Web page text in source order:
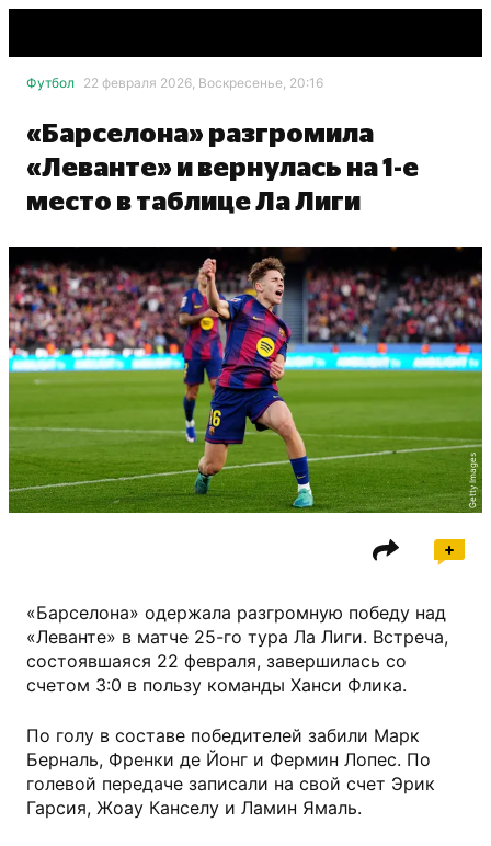
Футбол 22 февраля 2026, Воскресенье, 20:16
«Барселона» разгромила
«Леванте» и вернулась на 1-е
место в таблице Ла Лиги
Getty Images
«Барселона» одержала разгромную победу над
«Леванте» в матче 25-го тура Ла Лиги. Встреча,
состоявшаяся 22 февраля, завершилась со
счетом 3:0 в пользу команды Ханси Флика.
По голу в составе победителей забили Марк
Берналь, Френки де Йонг и Фермин Лопес. По
голевой передаче записали на свой счет Эрик
Гарсия, Жоау Канселу и Ламин Ямаль.